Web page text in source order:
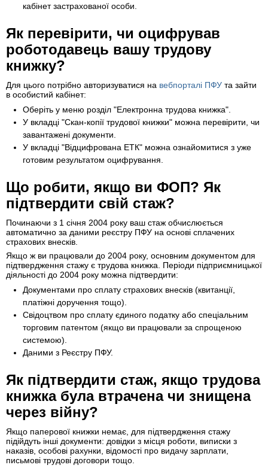
кабінет застрахованої особи.
Як перевірити, чи оцифрував
роботодавець вашу трудову
книжку?
Для цього потрібно авторизуватися на вебпорталі ПФУ та зайти
в особистий кабінет:
Оберіть у меню розділ "Електронна трудова книжка".
У вкладці "Скан-копії трудової книжки" можна перевірити, чи
завантажені документи.
У вкладці "Відцифрована ЕТК" можна ознайомитися з уже
готовим результатом оцифрування.
Що робити, якщо ви ФОП? Як
підтвердити свій стаж?
Починаючи з 1 січня 2004 року ваш стаж обчислюється
автоматично за даними реєстру ПФУ на основі сплачених
страхових внесків.
Якщо ж ви працювали до 2004 року, основним документом для
підтвердження стажу є трудова книжка. Періоди підприємницької
діяльності до 2004 року можна підтвердити:
Документами про сплату страхових внесків (квитанції,
платіжні доручення тощо).
Свідоцтвом про сплату єдиного податку або спеціальним
торговим патентом (якщо ви працювали за спрощеною
системою).
Даними з Реєстру ПФУ.
Як підтвердити стаж, якщо трудова
книжка була втрачена чи знищена
через війну?
Якщо паперової книжки немає, для підтвердження стажу
підійдуть інші документи: довідки з місця роботи, виписки з
наказів, особові рахунки, відомості про видачу зарплати,
письмові трудові договори тощо.